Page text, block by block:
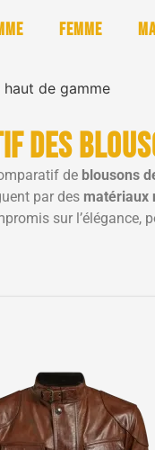
Femme
de gamme
des
de blousons
par des matériaux
sur l’élégance,